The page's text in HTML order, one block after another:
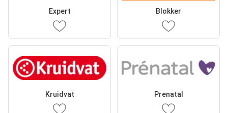
Expert Blokker
Kruidvat Prenatal